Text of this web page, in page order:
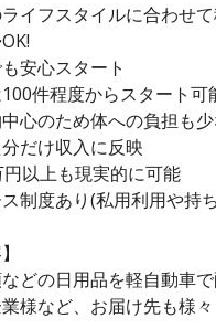
ライフスタイルに合わせ
安心スタート
件程度からスタート可
中心のため体への負担も
分だけ収入に反映
以上も現実的に可能
ス制度あり(私用利用や持
どの日用品を軽自動車
様など、お届け先も様